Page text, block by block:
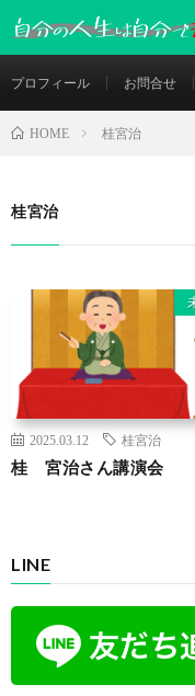
プロフィール お問合せ
HOME 桂宮治
桂宮治
2025.03.12 桂宮治
桂 宮治さん講演会
LINE